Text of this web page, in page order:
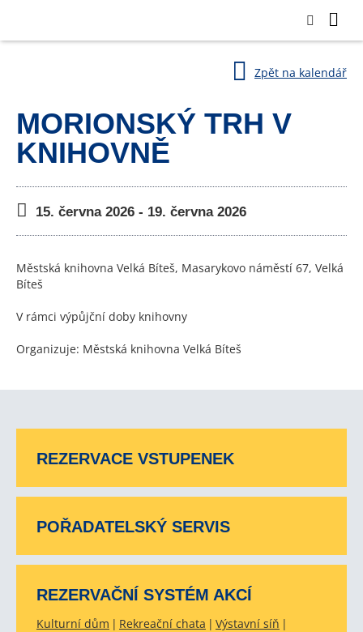
Zpět na kalendář
MORIONSKÝ TRH V
KNIHOVNĚ
15. června 2026 - 19. června 2026
Městská knihovna Velká Bíteš, Masarykovo náměstí 67, Velká
Bíteš
V rámci výpůjční doby knihovny
Organizuje: Městská knihovna Velká Bíteš
REZERVACE VSTUPENEK
POŘADATELSKÝ SERVIS
REZERVAČNÍ SYSTÉM AKCÍ
Kulturní dům Rekreační chata Výstavní síň